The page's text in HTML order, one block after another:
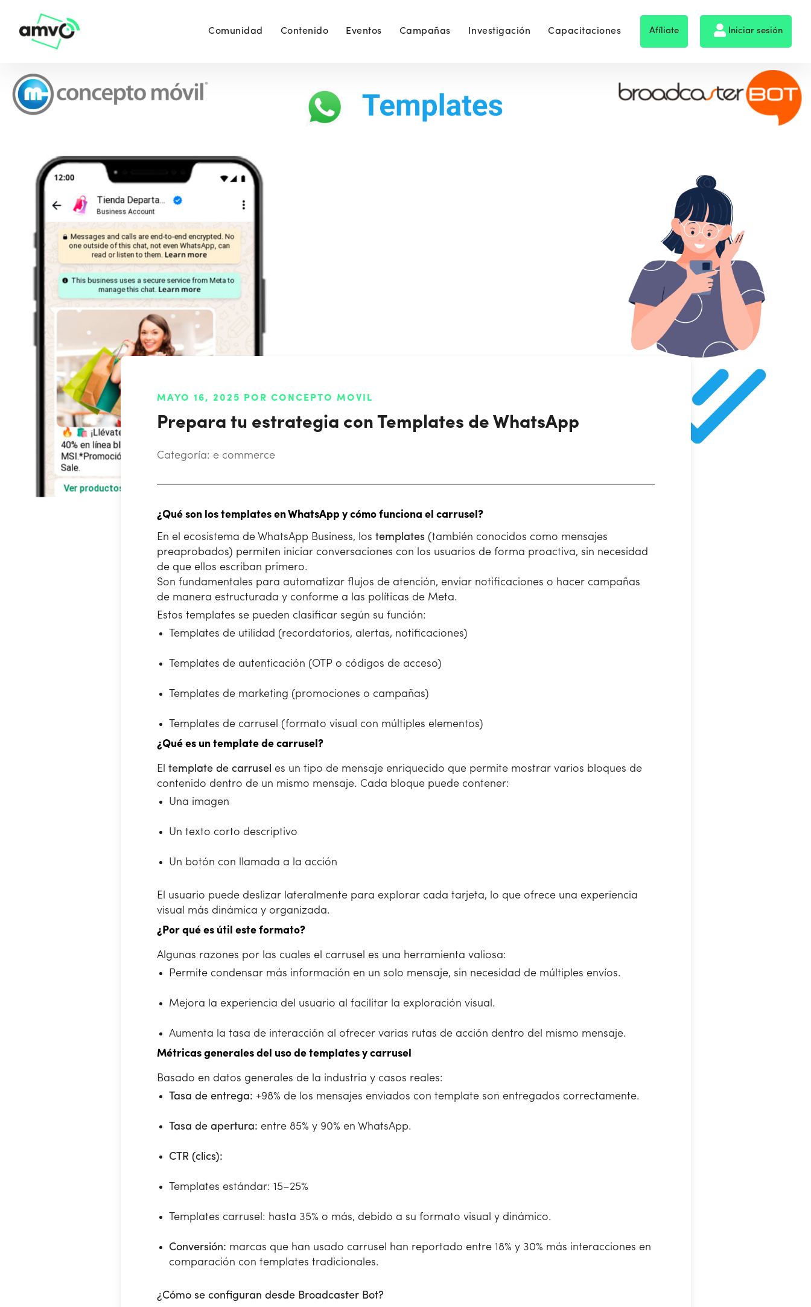
Comunidad Contenido Eventos Campañas Investigación Capacitaciones Afíliate Iniciar sesión
MAYO 16, 2025 POR CONCEPTO MOVIL
Prepara tu estrategia con Templates de WhatsApp
Categoría: e commerce
¿Qué son los templates en WhatsApp y cómo funciona el carrusel?
En el ecosistema de WhatsApp Business, los templates (también conocidos como mensajes
preaprobados) permiten iniciar conversaciones con los usuarios de forma proactiva, sin necesidad
de que ellos escriban primero.
Son fundamentales para automatizar flujos de atención, enviar notificaciones o hacer campañas
de manera estructurada y conforme a las políticas de Meta.
Estos templates se pueden clasificar según su función:
Templates de utilidad (recordatorios, alertas, notificaciones)
Templates de autenticación (OTP o códigos de acceso)
Templates de marketing (promociones o campañas)
Templates de carrusel (formato visual con múltiples elementos)
¿Qué es un template de carrusel?
El template de carrusel es un tipo de mensaje enriquecido que permite mostrar varios bloques de
contenido dentro de un mismo mensaje. Cada bloque puede contener:
Una imagen
Un texto corto descriptivo
Un botón con llamada a la acción
El usuario puede deslizar lateralmente para explorar cada tarjeta, lo que ofrece una experiencia
visual más dinámica y organizada.
¿Por qué es útil este formato?
Algunas razones por las cuales el carrusel es una herramienta valiosa:
Permite condensar más información en un solo mensaje, sin necesidad de múltiples envíos.
Mejora la experiencia del usuario al facilitar la exploración visual.
Aumenta la tasa de interacción al ofrecer varias rutas de acción dentro del mismo mensaje.
Métricas generales del uso de templates y carrusel
Basado en datos generales de la industria y casos reales:
Tasa de entrega: +98% de los mensajes enviados con template son entregados correctamente.
Tasa de apertura: entre 85% y 90% en WhatsApp.
CTR (clics):
Templates estándar: 15–25%
Templates carrusel: hasta 35% o más, debido a su formato visual y dinámico.
Conversión: marcas que han usado carrusel han reportado entre 18% y 30% más interacciones en
comparación con templates tradicionales.
¿Cómo se configuran desde Broadcaster Bot?